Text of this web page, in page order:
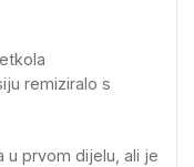
remiziralo s
u prvom dijelu, ali je